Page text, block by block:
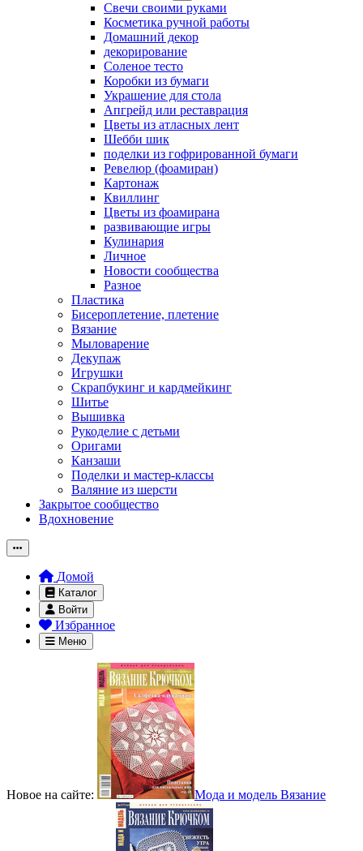
Свечи своими руками
Косметика ручной работы
Домашний декор
декорирование
Соленое тесто
Коробки из бумаги
Украшение для стола
Апгрейд или реставрация
Цветы из атласных лент
Шебби шик
поделки из гофрированной бумаги
Ревелюр (фоамиран)
Картонаж
Квиллинг
Цветы из фоамирана
развивающие игры
Кулинария
Личное
Новости сообщества
Разное
Пластика
Бисероплетение, плетение
Вязание
Мыловарение
Декупаж
Игрушки
Скрапбукинг и кардмейкинг
Шитье
Вышивка
Рукоделие с детьми
Оригами
Канзаши
Поделки и мастер-классы
Валяние из шерсти
Закрытое сообщество
Вдохновение
Домой
Каталог
Войти
Избранное
Меню
Новое на сайте: Мода и модель Вязание